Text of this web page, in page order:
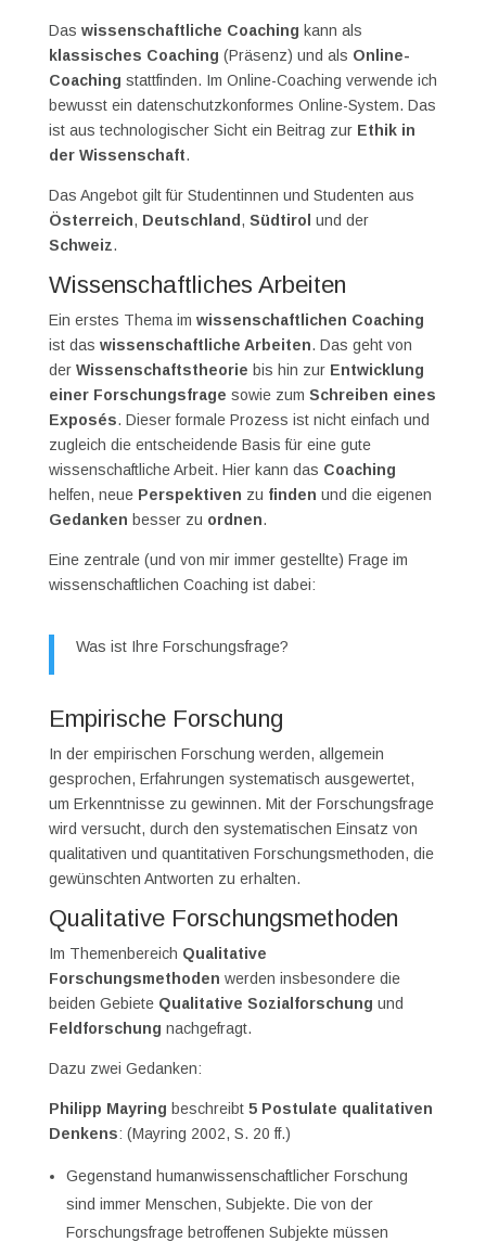
Das wissenschaftliche Coaching kann als
klassisches Coaching (Präsenz) und als Online-
Coaching stattfinden. Im Online-Coaching verwende ich
bewusst ein datenschutzkonformes Online-System. Das
ist aus technologischer Sicht ein Beitrag zur Ethik in
der Wissenschaft.
Das Angebot gilt für Studentinnen und Studenten aus
Österreich, Deutschland , Südtirol und der
Schweiz.
Wissenschaftliches Arbeiten
Ein erstes Thema im wissenschaftlichen Coaching
ist das wissenschaftliche Arbeiten. Das geht von
der Wissenschaftstheorie bis hin zur Entwicklung
einer Forschungsfrage sowie zum Schreiben eines
Exposés. Dieser formale Prozess ist nicht einfach und
zugleich die entscheidende Basis für eine gute
wissenschaftliche Arbeit. Hier kann das Coaching
helfen, neue Perspektiven zu finden und die eigenen
Gedanken besser zu ordnen.
Eine zentrale (und von mir immer gestellte) Frage im
wissenschaftlichen Coaching ist dabei:
Was ist Ihre Forschungsfrage?
Empirische Forschung
In der empirischen Forschung werden, allgemein
gesprochen, Erfahrungen systematisch ausgewertet,
um Erkenntnisse zu gewinnen. Mit der Forschungsfrage
wird versucht, durch den systematischen Einsatz von
qualitativen und quantitativen Forschungsmethoden, die
gewünschten Antworten zu erhalten.
Qualitative Forschungsmethoden
Im Themenbereich Qualitative
Forschungsmethoden werden insbesondere die
beiden Gebiete Qualitative Sozialforschung und
Feldforschung nachgefragt.
Dazu zwei Gedanken:
Philipp Mayring beschreibt 5 Postulate qualitativen
Denkens: (Mayring 2002, S. 20 ff.)
Gegenstand humanwissenschaftlicher Forschung
sind immer Menschen, Subjekte. Die von der
Forschungsfrage betroffenen Subjekte müssen